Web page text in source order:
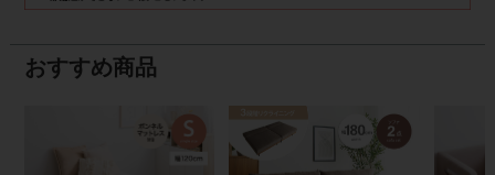
おすすめ商品